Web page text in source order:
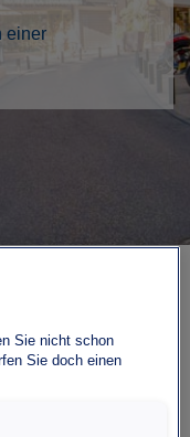
einer
Sie nicht schon
Sie doch einen